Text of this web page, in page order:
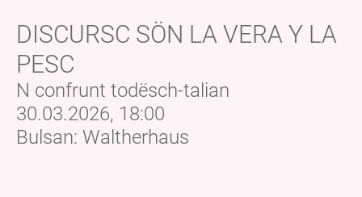
DISCURSC SÖN LA VERA Y LA
PESC
N confrunt todësch-talian
30.03.2026, 18:00
Bulsan: Waltherhaus